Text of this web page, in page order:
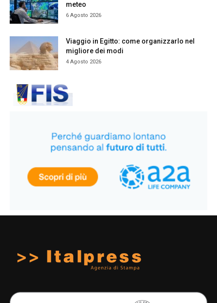
meteo
6 Agosto 2026
Viaggio in Egitto: come organizzarlo nel
migliore dei modi
4 Agosto 2026